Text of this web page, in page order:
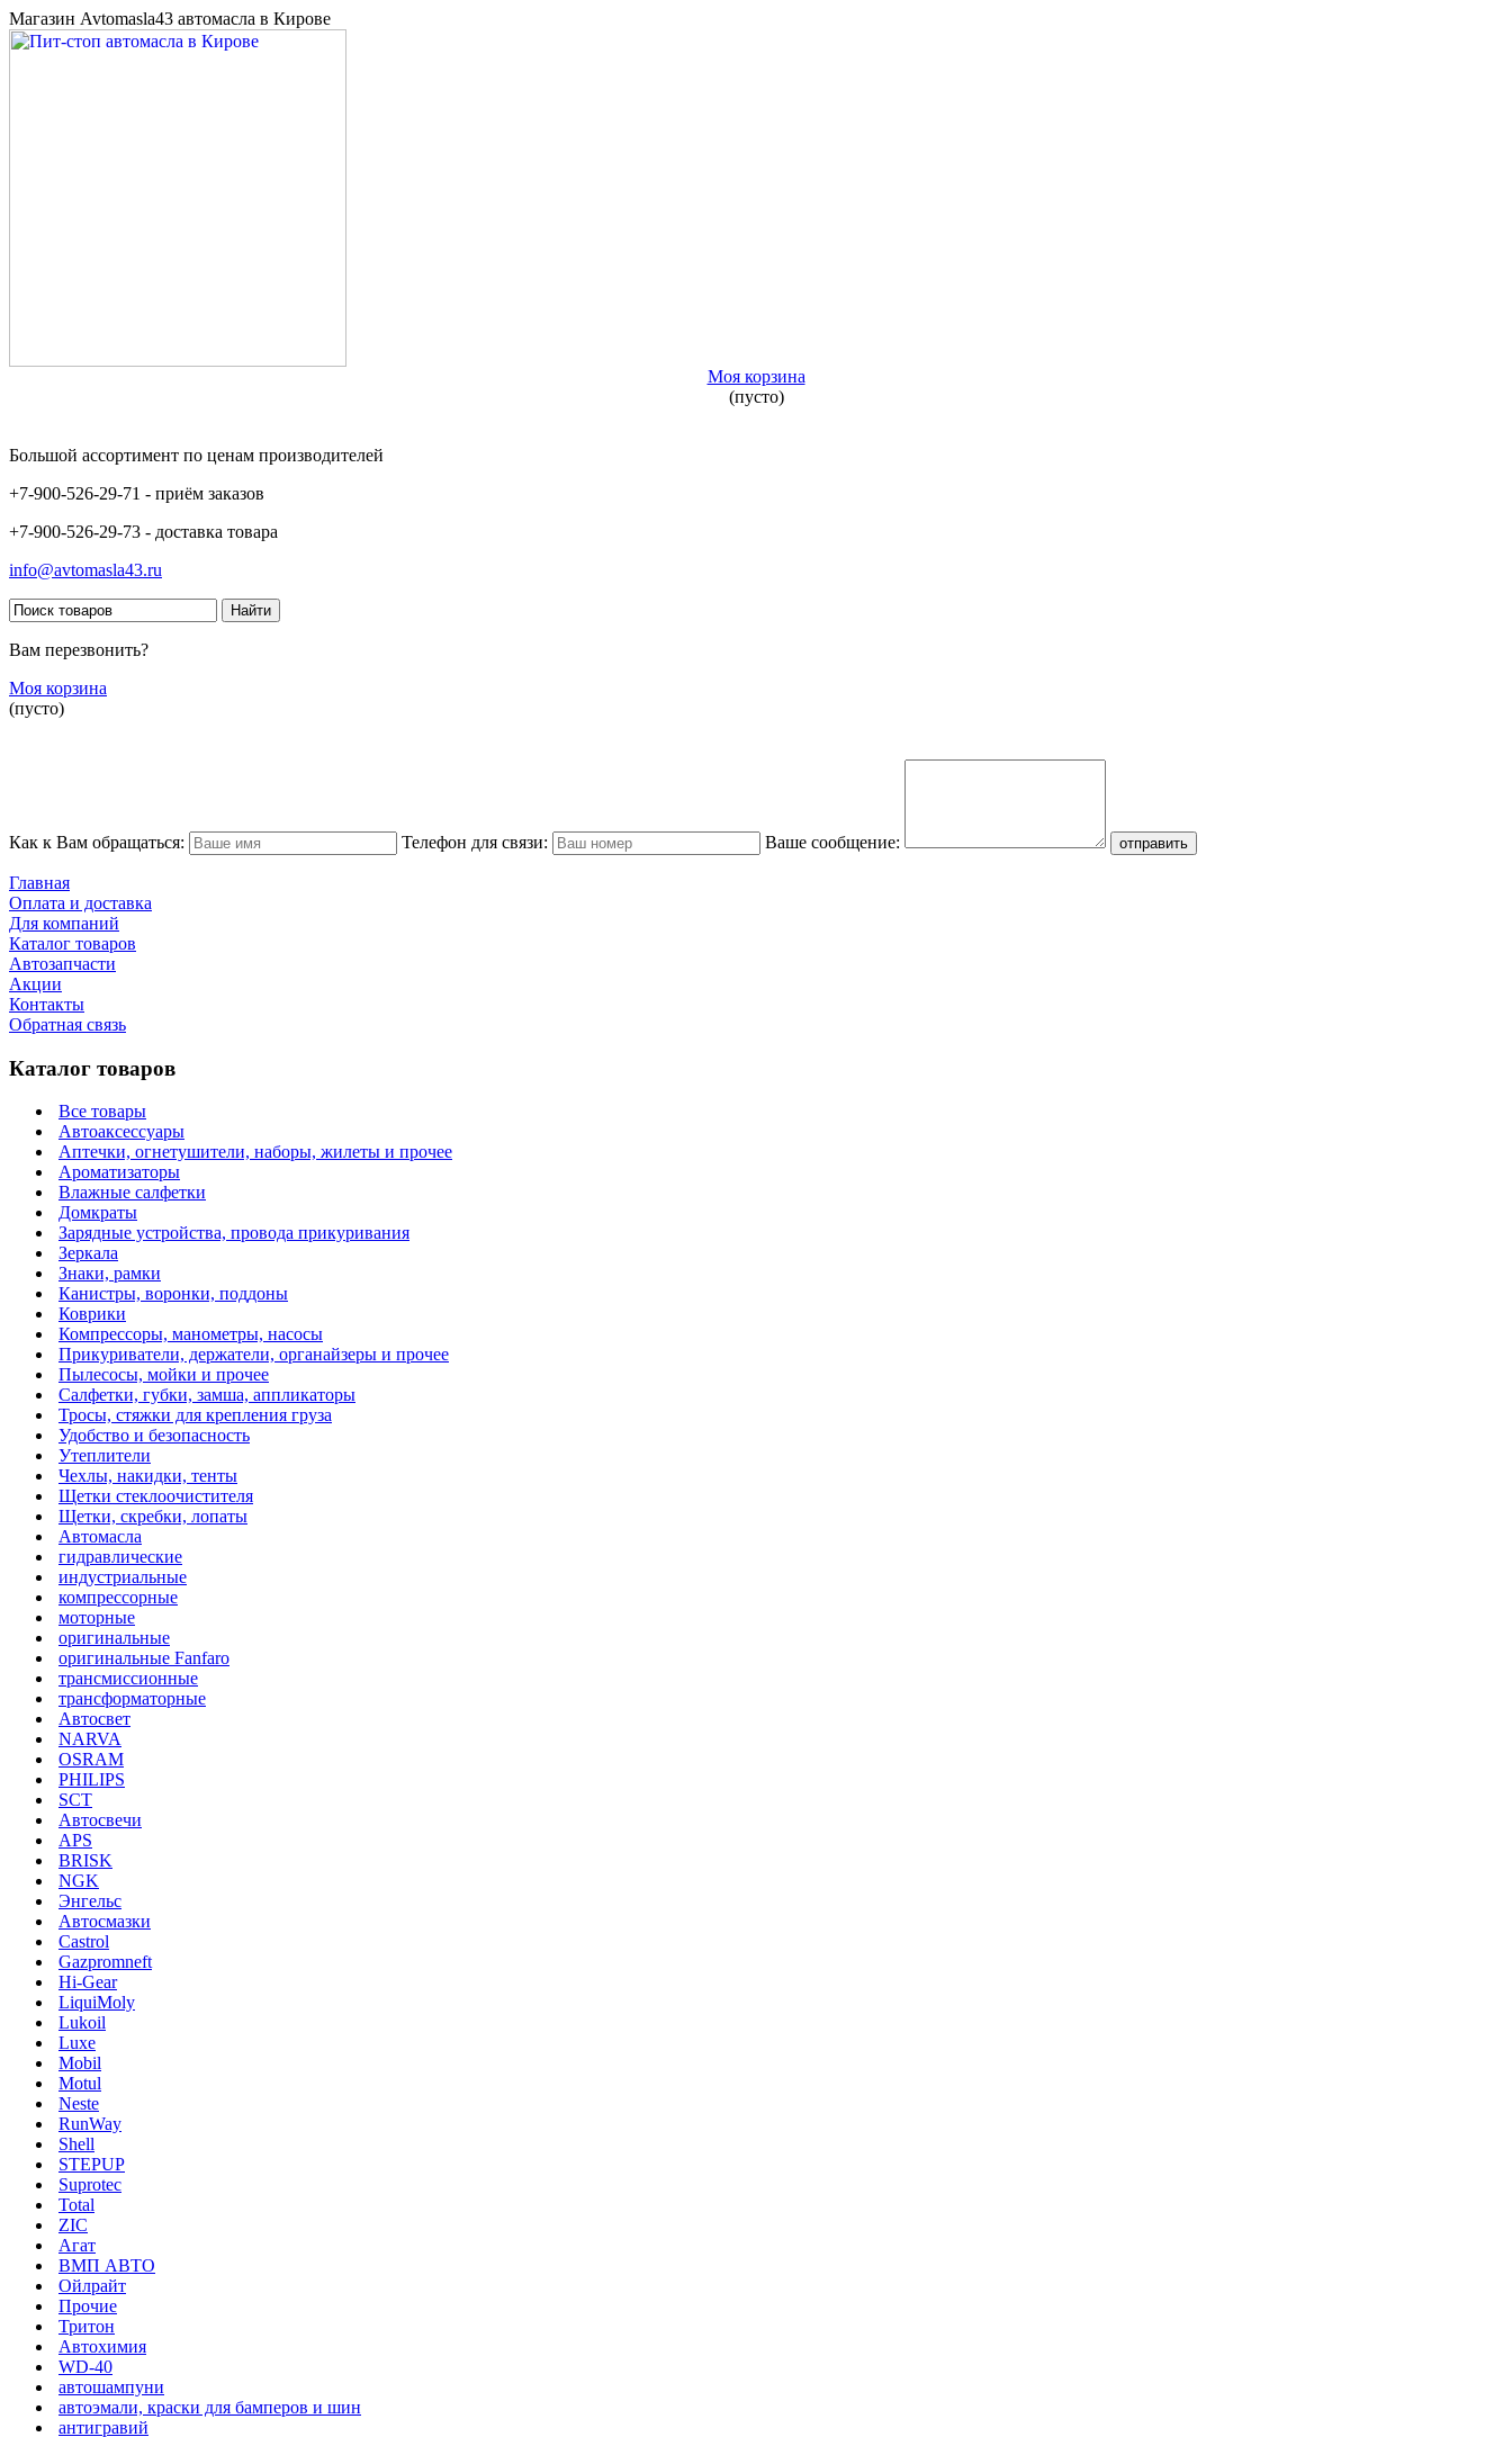
Магазин Avtomasla43 автомасла в Кирове
Моя корзина
(пусто)
Большой ассортимент по ценам производителей
+7-900-526-29-71 - приём заказов
+7-900-526-29-73 - доставка товара
info@avtomasla43.ru
Вам перезвонить?
Моя корзина
(пусто)
Как к Вам обращаться: Телефон для связи: Ваше сообщение:
Главная
Оплата и доставка
Для компаний
Каталог товаров
Автозапчасти
Акции
Контакты
Обратная связь
Каталог товаров
Все товары
Автоаксессуары
Аптечки, огнетушители, наборы, жилеты и прочее
Ароматизаторы
Влажные салфетки
Домкраты
Зарядные устройства, провода прикуривания
Зеркала
Знаки, рамки
Канистры, воронки, поддоны
Коврики
Компрессоры, манометры, насосы
Прикуриватели, держатели, органайзеры и прочее
Пылесосы, мойки и прочее
Салфетки, губки, замша, аппликаторы
Тросы, стяжки для крепления груза
Удобство и безопасность
Утеплители
Чехлы, накидки, тенты
Щетки стеклоочистителя
Щетки, скребки, лопаты
Автомасла
гидравлические
индустриальные
компрессорные
моторные
оригинальные
оригинальные Fanfaro
трансмиссионные
трансформаторные
Автосвет
NARVA
OSRAM
PHILIPS
SCT
Автосвечи
APS
BRISK
NGK
Энгельс
Автосмазки
Castrol
Gazpromneft
Hi-Gear
LiquiMoly
Lukoil
Luxe
Mobil
Motul
Neste
RunWay
Shell
STEPUP
Suprotec
Total
ZIC
Агат
ВМП АВТО
Ойлрайт
Прочие
Тритон
Автохимия
WD-40
автошампуни
автоэмали, краски для бамперов и шин
антигравий